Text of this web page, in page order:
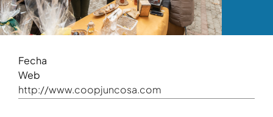
Fecha
Web
http://www.coopjuncosa.com